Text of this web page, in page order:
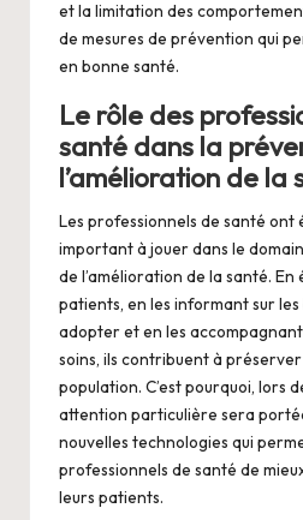
et la limitation des
de mesures de prévention qui
en bonne santé.
Le rôle des
santé dans la
l’amélioration de la
Les professionnels de santé ont
important à jouer dans le
de l’amélioration de la santé. En
patients, en les informant sur
adopter et en les
soins, ils contribuent à
population. C’est pourquoi, lors
attention particulière sera
nouvelles technologies qui
professionnels de santé de
leurs patients.